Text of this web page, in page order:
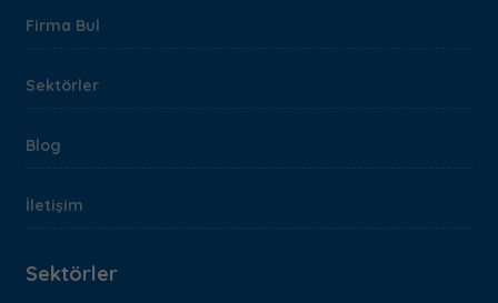
Firma Bul
Sektörler
Blog
İletişim
Sektörler